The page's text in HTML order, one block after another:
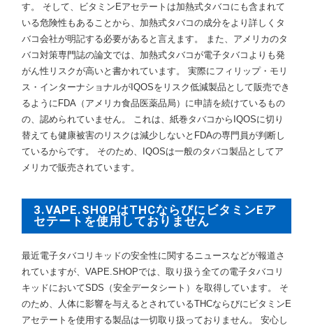
す。 そして、ビタミンEアセテートは加熱式タバコにも含まれて
いる危険性もあることから、加熱式タバコの成分をより詳しくタ
バコ会社が明記する必要があると言えます。 また、アメリカのタ
バコ対策専門誌の論文では、加熱式タバコが電子タバコよりも発
がん性リスクが高いと書かれています。 実際にフィリップ・モリ
ス・インターナショナルがIQOSをリスク低減製品として販売でき
るようにFDA（アメリカ食品医薬品局）に申請を続けているもの
の、認められていません。 これは、紙巻タバコからIQOSに切り
替えても健康被害のリスクは減少しないとFDAの専門員が判断し
ているからです。 そのため、IQOSは一般のタバコ製品としてア
メリカで販売されています。
3.VAPE.SHOPはTHCならびにビタミンEア
セテートを使用しておりません
最近電子タバコリキッドの安全性に関するニュースなどが報道さ
れていますが、VAPE.SHOPでは、取り扱う全ての電子タバコリ
キッドにおいてSDS（安全データシート）を取得しています。 そ
のため、人体に影響を与えるとされているTHCならびにビタミンE
アセテートを使用する製品は一切取り扱っておりません。 安心し